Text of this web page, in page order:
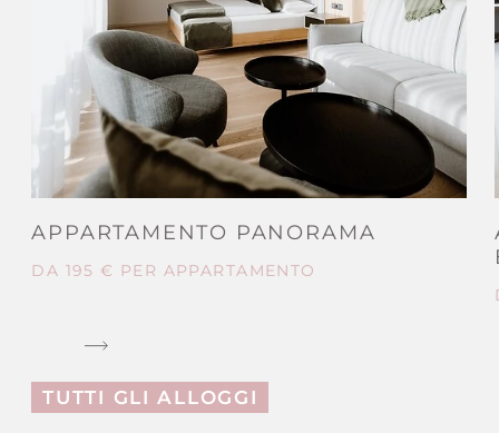
APPARTAMENTO PANORAMA
DA 195 € PER APPARTAMENTO
TUTTI GLI ALLOGGI